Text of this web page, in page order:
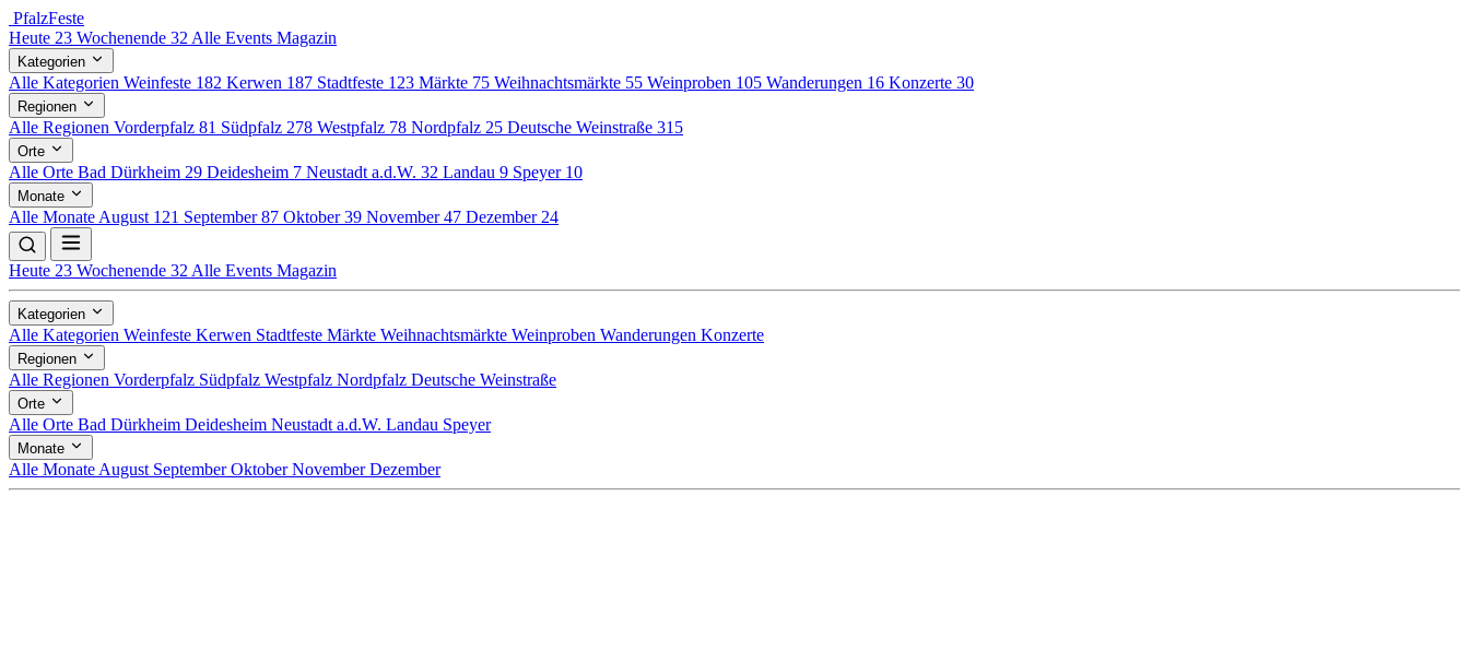
PfalzFeste
Heute 23 Wochenende 32 Alle Events Magazin
Kategorien
Alle Kategorien Weinfeste 182 Kerwen 187 Stadtfeste 123 Märkte 75 Weihnachtsmärkte 55 Weinproben 105 Wanderungen 16 Konzerte 30
Regionen
Alle Regionen Vorderpfalz 81 Südpfalz 278 Westpfalz 78 Nordpfalz 25 Deutsche Weinstraße 315
Orte
Alle Orte Bad Dürkheim 29 Deidesheim 7 Neustadt a.d.W. 32 Landau 9 Speyer 10
Monate
Alle Monate August 121 September87 Oktober39 November47 Dezember 24
Heute 23 Wochenende 32 Alle Events Magazin
Kategorien
Alle Kategorien Weinfeste Kerwen Stadtfeste Märkte Weihnachtsmärkte Weinproben Wanderungen Konzerte
Regionen
Alle Regionen Vorderpfalz Südpfalz Westpfalz Nordpfalz Deutsche Weinstraße
Orte
Alle Orte Bad Dürkheim Deidesheim Neustadt a.d.W. Landau Speyer
Monate
Alle Monate August SeptemberOktoberNovemberDezember